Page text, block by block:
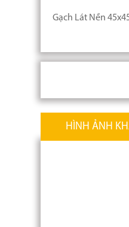
Gạch Lát Nền
HÌNH ẢNH